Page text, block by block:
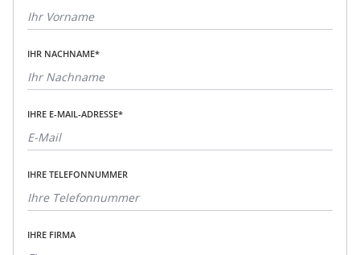
IHR NACHNAME*
IHRE E-MAIL-ADRESSE*
IHRE TELEFONNUMMER
IHRE FIRMA